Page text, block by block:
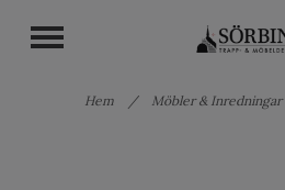
Hem / Möbler & Inredningar